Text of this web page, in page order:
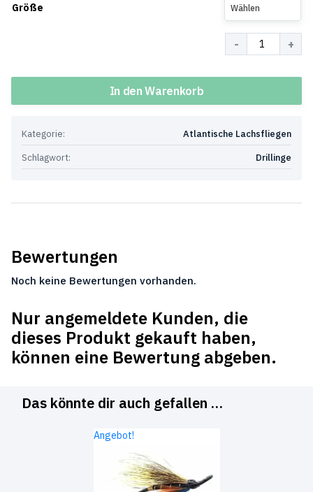
Größe Wählen
In den Warenkorb
Kategorie:
Atlantische Lachsfliegen
Schlagwort:
Drillinge
Bewertungen
Noch keine Bewertungen vorhanden.
Nur angemeldete Kunden, die
dieses Produkt gekauft haben,
können eine Bewertung abgeben.
Das könnte dir auch gefallen …
Angebot!